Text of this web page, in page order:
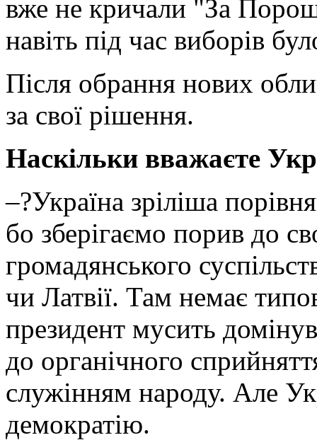
вже не кричали "За
навіть під час виборів
Після обрання нових
за свої рішення.
Наскільки вважаєте
–?Україна зріліша
бо зберігаємо порив до
громадянського
чи Латвії. Там немає
президент мусить
до органічного
служінням народу. Але
демократію.